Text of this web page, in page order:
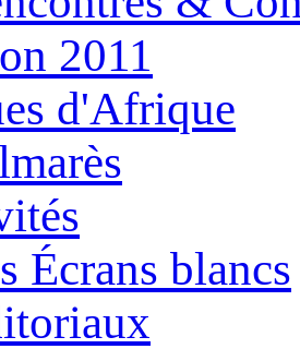
2011
d'Afrique
Écrans blancs